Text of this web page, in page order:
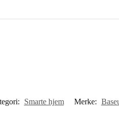
Smarte hjem Merke: